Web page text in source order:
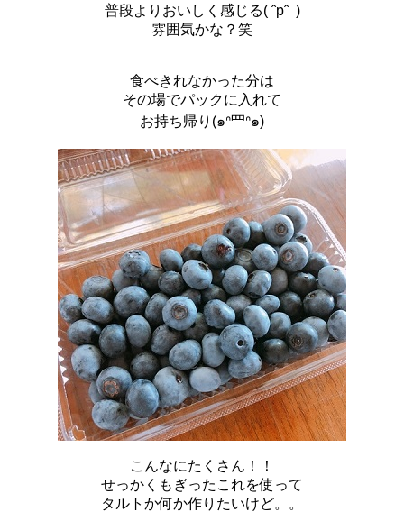
普段よりおいしく感じる( ˆpˆ )
雰囲気かな？笑
食べきれなかった分は
その場でパックに入れて
お持ち帰り(๑ᐢ罒ᐢ๑)
こんなにたくさん！！
せっかくもぎったこれを使って
タルトか何か作りたいけど。。